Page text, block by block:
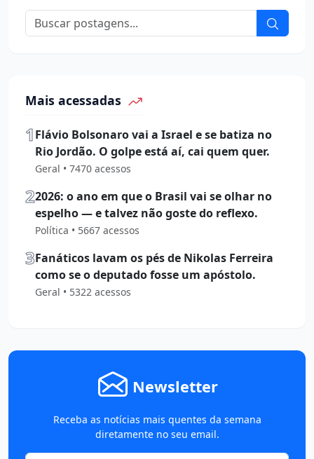
Mais acessadas
1Flávio Bolsonaro vai a Israel e se batiza no
Rio Jordão. O golpe está aí, cai quem quer.
Geral • 7470 acessos
22026: o ano em que o Brasil vai se olhar no
espelho — e talvez não goste do reflexo.
Política • 5667 acessos
3Fanáticos lavam os pés de Nikolas Ferreira
como se o deputado fosse um apóstolo.
Geral • 5322 acessos
Newsletter
Receba as notícias mais quentes da semana
diretamente no seu email.